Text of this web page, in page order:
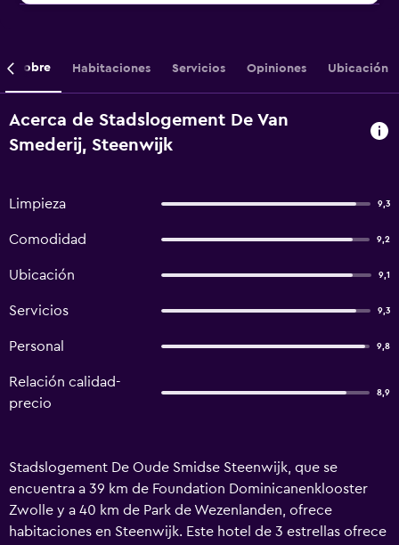
Sobre Habitaciones Servicios Opiniones Ubicación
Acerca de Stadslogement De Van
Smederij, Steenwijk
Limpieza 9,3
Comodidad 9,2
Ubicación 9,1
Servicios 9,3
Personal 9,8
Relación calidad-
precio
8,9
Stadslogement De Oude Smidse Steenwijk, que se
encuentra a 39 km de Foundation Dominicanenklooster
Zwolle y a 40 km de Park de Wezenlanden, ofrece
habitaciones en Steenwijk. Este hotel de 3 estrellas ofrece